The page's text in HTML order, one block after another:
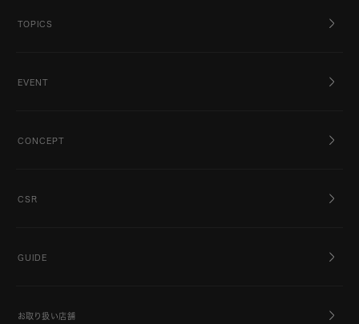
TOPICS
EVENT
CONCEPT
CSR
GUIDE
お取り扱い店舗